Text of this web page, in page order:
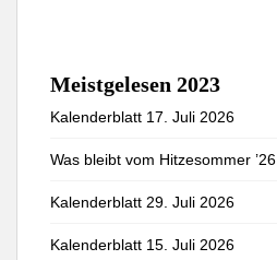
Meistgelesen 2023
Kalenderblatt 17. Juli 2026
Was bleibt vom Hitzesommer ’26
Kalenderblatt 29. Juli 2026
Kalenderblatt 15. Juli 2026